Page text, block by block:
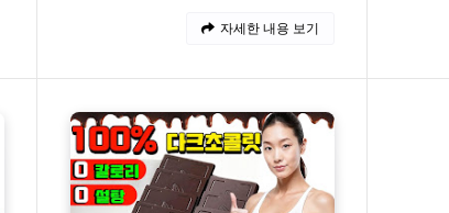
자세한 내용 보기